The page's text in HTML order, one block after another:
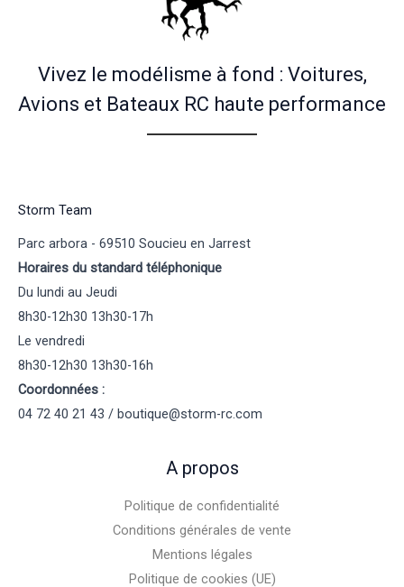
Vivez le modélisme à fond : Voitures,
Avions et Bateaux RC haute performance
Storm Team
Parc arbora - 69510 Soucieu en Jarrest
Horaires du standard téléphonique
Du lundi au Jeudi
8h30-12h30 13h30-17h
Le vendredi
8h30-12h30 13h30-16h
Coordonnées :
04 72 40 21 43 / boutique@storm-rc.com
A propos
Politique de confidentialité
Conditions générales de vente
Mentions légales
Politique de cookies (UE)